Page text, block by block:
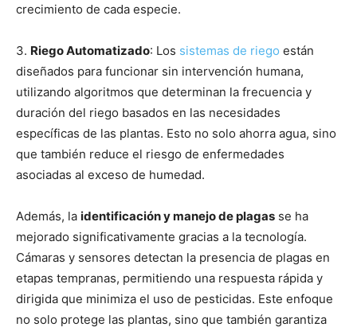
crecimiento de cada especie.
3. Riego Automatizado: Los sistemas de riego están
diseñados para funcionar sin intervención humana,
utilizando algoritmos que determinan la frecuencia y
duración del riego basados en las necesidades
específicas de las plantas. Esto no solo ahorra agua, sino
que también reduce el riesgo de enfermedades
asociadas al exceso de humedad.
Además, la identificación y manejo de plagas se ha
mejorado significativamente gracias a la tecnología.
Cámaras y sensores detectan la presencia de plagas en
etapas tempranas, permitiendo una respuesta rápida y
dirigida que minimiza el uso de pesticidas. Este enfoque
no solo protege las plantas, sino que también garantiza